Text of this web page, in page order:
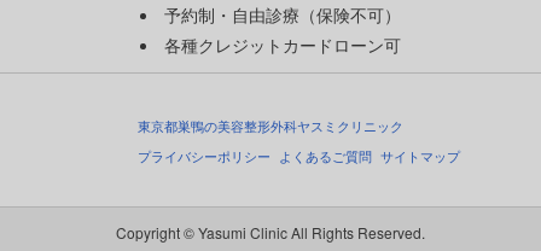
予約制・自由診療（保険不可）
各種クレジットカードローン可
東京都巣鴨の美容整形外科ヤスミクリニック
プライバシーポリシー
よくあるご質問 サイトマップ
Copyright © Yasumi Clinic All Rights Reserved.